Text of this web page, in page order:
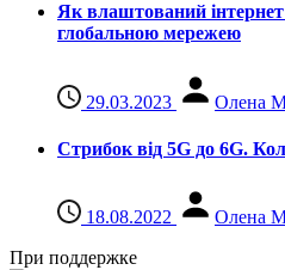
Як влаштований інтернет
глобальною мережею
29.03.2023 Олена
Стрибок від 5G до 6G.
18.08.2022
Олена
При поддержке